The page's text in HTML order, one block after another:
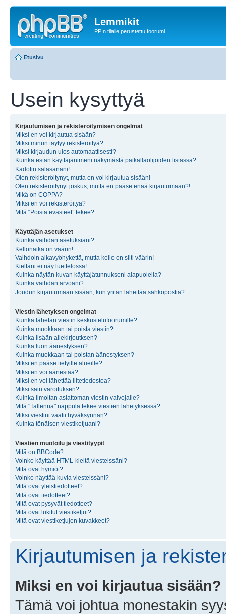
Lemmikit
PP:n tilalle perustettu foorumi
Etusivu
Usein kysyttyä
Kirjautumisen ja rekisteröitymisen ongelmat
Miksi en voi kirjautua sisään?
Miksi minun täytyy rekisteröityä?
Miksi kirjaudun ulos automaattisesti?
Kuinka estän käyttäjänimeni näkymästä paikallaolijoiden listassa?
Kadotin salasanani!
Olen rekisteröitynyt, mutta en voi kirjautua sisään!
Olen rekisteröitynyt joskus, mutta en pääse enää kirjautumaan?!
Mikä on COPPA?
Miksi en voi rekisteröityä?
Mitä “Poista evästeet” tekee?
Käyttäjän asetukset
Kuinka vaihdan asetuksiani?
Kellonaika on väärin!
Vaihdoin aikavyöhykettä, mutta kello on silti väärin!
Kieltäni ei näy luettelossa!
Kuinka näytän kuvan käyttäjätunnukseni alapuolella?
Kuinka vaihdan arvoani?
Joudun kirjautumaan sisään, kun yritän lähettää sähköpostia?
Viestin lähetyksen ongelmat
Kuinka lähetän viestin keskustelufoorumille?
Kuinka muokkaan tai poista viestin?
Kuinka lisään allekirjoutksen?
Kuinka luon äänestyksen?
Kuinka muokkaan tai poistan äänestyksen?
Miksi en pääse tietyille alueille?
Miksi en voi äänestää?
Miksi en voi lähettää liitetiedostoa?
Miksi sain varoituksen?
Kuinka ilmoitan asiattoman viestin valvojalle?
Mitä "Tallenna" nappula tekee viestien lähetyksessä?
Miksi viestini vaatii hyväksynnän?
Kuinka tönäisen viestiketjuani?
Viestien muotoilu ja viestityypit
Mitä on BBCode?
Voinko käyttää HTML-kieltä viesteissäni?
Mitä ovat hymiöt?
Voinko näyttää kuvia viesteissäni?
Mitä ovat yleistiedotteet?
Mitä ovat tiedotteet?
Mitä ovat pysyvät tiedotteet?
Mitä ovat lukitut viestiketjut?
Mitä ovat viestiketjujen kuvakkeet?
Kirjautumisen ja
Miksi en voi kirjautua sisään?
Tämä voi johtua monestakin